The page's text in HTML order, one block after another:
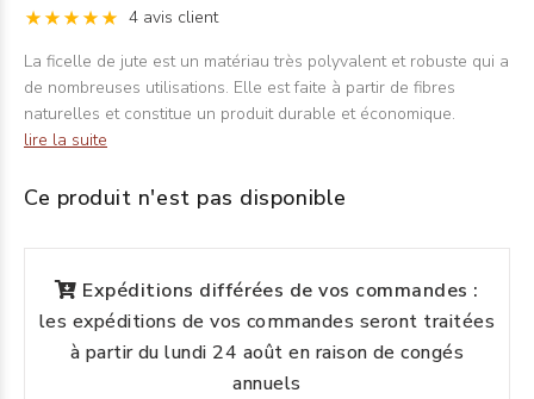
4 avis client
La ficelle de jute est un matériau très polyvalent et robuste qui a
de nombreuses utilisations. Elle est faite à partir de fibres
naturelles et constitue un produit durable et économique.
lire la suite
Ce produit n'est pas disponible
Expéditions différées de vos commandes :
les expéditions de vos commandes seront traitées
à partir du lundi 24 août en raison de congés
annuels